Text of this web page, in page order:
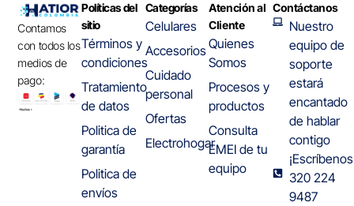
Contamos
con todos los
medios de
pago:
Políticas del
sitio
Términos y
condiciones
Tratamiento
de datos
Politica de
garantía
Politica de
envíos
Categorías
Celulares
Accesorios
Cuidado
personal
Ofertas
Electrohogar
Atención al
Cliente
Quienes
Somos
Procesos y
productos
Consulta
EMEI de tu
equipo
Contáctanos
Nuestro
equipo de
soporte
estará
encantado
de hablar
contigo
320 224
9487